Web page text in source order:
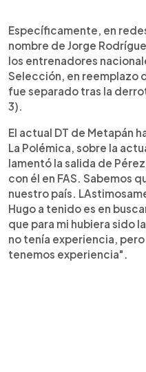
► Escuchar artículo
Específicamente, en
nombre de Jorge
los entrenadores
Selección, en reemplazo
fue separado tras la
3).
El actual DT de Metapán
La Polémica, sobre la
lamentó la salida de
con él en FAS. Sabemos
nuestro país.
Hugo a tenido es en
que para mi hubiera sido
no tenía experiencia,
tenemos experiencia".